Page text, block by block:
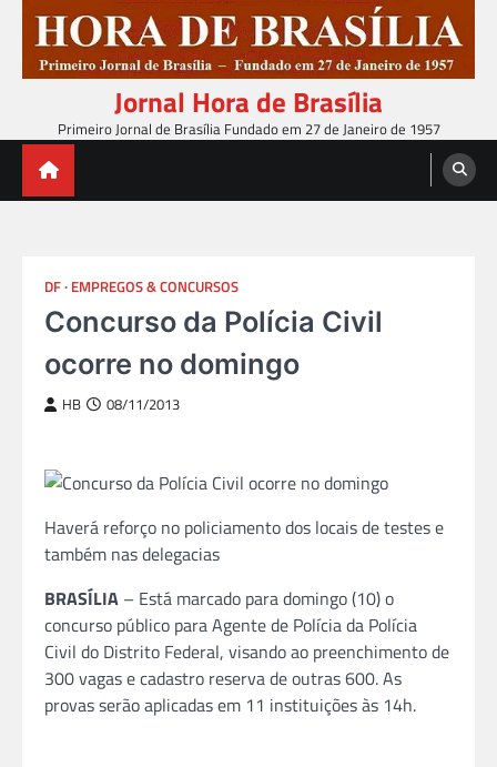
content
Jornal Hora de Brasília
Primeiro Jornal de Brasília Fundado em 27 de Janeiro de 1957
DF EMPREGOS & CONCURSOS
Concurso da Polícia Civil
ocorre no domingo
HB 08/11/2013
Haverá reforço no policiamento dos locais de testes e
também nas delegacias
BRASÍLIA – Está marcado para domingo (10) o
concurso público para Agente de Polícia da Polícia
Civil do Distrito Federal, visando ao preenchimento de
300 vagas e cadastro reserva de outras 600. As
provas serão aplicadas em 11 instituições às 14h.